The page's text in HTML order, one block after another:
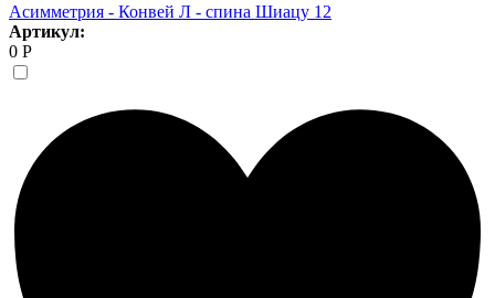
Асимметрия - Конвей Л - спина Шиацу 12
Артикул:
0 Р